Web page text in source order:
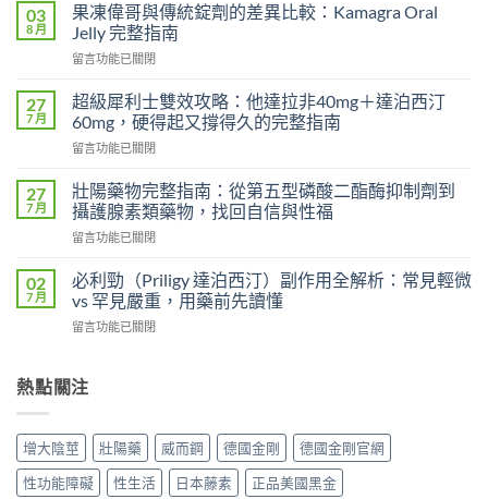
凍
偉
哥
vs
統
偉
完
比
較：
收
度、
方
便
果
與
全
性
全
解
03
8 月
果凍偉哥與傳統錠劑的差異比較：Kamagra Oral
Jelly 完整指南
在
凍
偉
哥
與
統
錠
劑
的
異
比
Kamagra
完
南〉
中
留言功能已關閉
27
7 月
超級犀利士雙效攻略：他達拉非40mg＋達泊西汀
60mg，硬得起又撐得久的完整指南
在
級
犀
利
士
效
他
非
達
泊
西
留言功能已關閉
27
7 月
壯陽藥物完整指南：從第五型磷酸二酯酶抑制劑到
攝護腺素類藥物，找回自信與性福
在
陽
藥
物
完
南：
五
型
磷
酸
留言功能已關閉
02
7 月
必利勁（Priligy 達泊西汀）副作用全解析：常見輕微
vs 罕見嚴重，用藥前先讀懂
在
勁
（Priligy
泊
西
汀）
副
留言功能已關閉
熱點關注
增大陰莖 壯陽藥 威而鋼 德國金剛
德國金剛官網
性功能障礙
性生活 日本藤素 正品美國黑金